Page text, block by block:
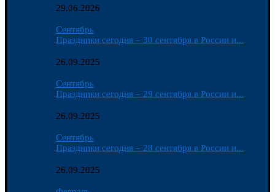
29.06.2026
Сентябрь
Праздники сегодня – 30 сентября в России и...
26.09.2025
Сентябрь
Праздники сегодня – 29 сентября в России и...
26.09.2025
Сентябрь
Праздники сегодня – 28 сентября в России и...
26.09.2025